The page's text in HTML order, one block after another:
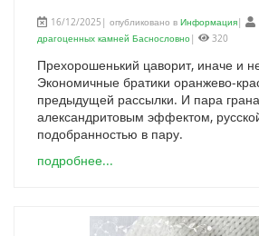
16/12/2025| опубликовано в Информация|
драгоценных камней Баснословно| 320
Прехорошенький цаворит, иначе и
Экономичные братики оранжево-
предыдущей рассылки. И пара
александритовым эффектом,
подобранностью в пару.
подробнее...